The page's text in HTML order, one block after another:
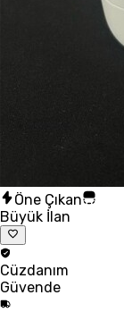
Öne Çıkan
Büyük İlan
Cüzdanım
Güvende